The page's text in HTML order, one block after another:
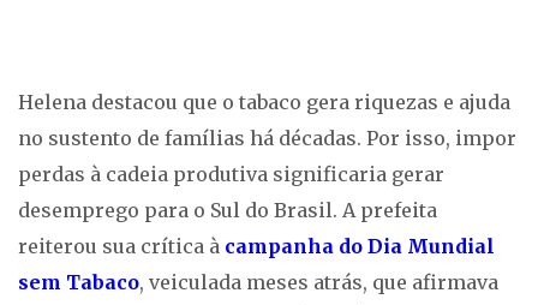
Helena destacou que o tabaco gera riquezas e ajuda
no sustento de famílias há décadas. Por isso, impor
perdas à cadeia produtiva significaria gerar
desemprego para o Sul do Brasil. A prefeita
reiterou sua crítica à campanha do Dia Mundial
sem Tabaco, veiculada meses atrás, que afirmava